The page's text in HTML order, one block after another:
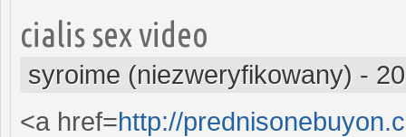
cialis sex video
syroime (niezweryfikowany) -
<a href=http://